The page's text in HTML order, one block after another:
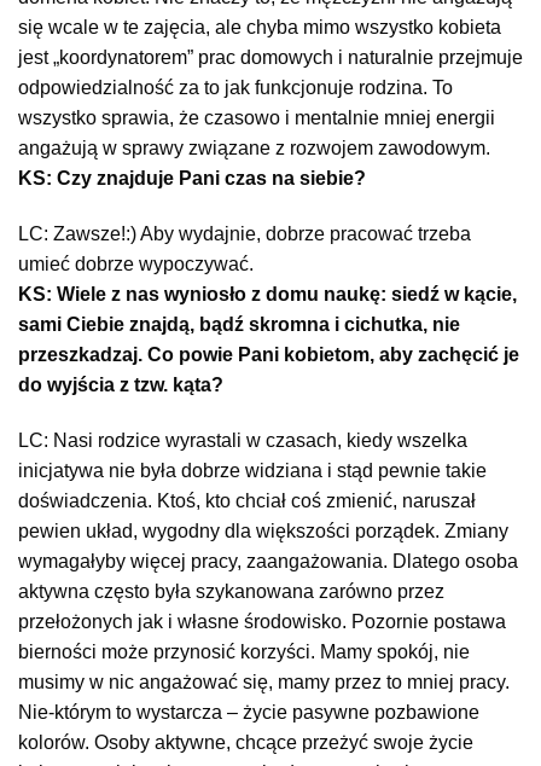
się wcale w te zajęcia, ale chyba mimo wszystko kobieta
jest „koordynatorem” prac domowych i naturalnie przejmuje
odpowiedzialność za to jak funkcjonuje rodzina. To
wszystko sprawia, że czasowo i mentalnie mniej energii
angażują w sprawy związane z rozwojem zawodowym.
KS: Czy znajduje Pani czas na siebie?
LC: Zawsze!:) Aby wydajnie, dobrze pracować trzeba
umieć dobrze wypoczywać.
KS: Wiele z nas wyniosło z domu naukę: siedź w kącie,
sami Ciebie znajdą, bądź skromna i cichutka, nie
przeszkadzaj. Co powie Pani kobietom, aby zachęcić je
do wyjścia z tzw. kąta?
LC: Nasi rodzice wyrastali w czasach, kiedy wszelka
inicjatywa nie była dobrze widziana i stąd pewnie takie
doświadczenia. Ktoś, kto chciał coś zmienić, naruszał
pewien układ, wygodny dla większości porządek. Zmiany
wymagałyby więcej pracy, zaangażowania. Dlatego osoba
aktywna często była szykanowana zarówno przez
przełożonych jak i własne środowisko. Pozornie postawa
bierności może przynosić korzyści. Mamy spokój, nie
musimy w nic angażować się, mamy przez to mniej pracy.
Nie-którym to wystarcza – życie pasywne pozbawione
kolorów. Osoby aktywne, chcące przeżyć swoje życie